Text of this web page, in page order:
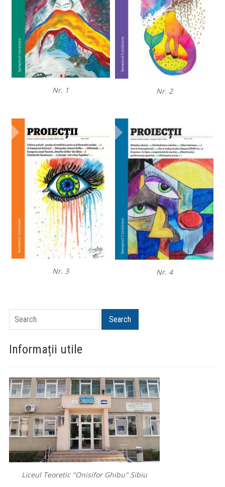
Nr. 1 Nr. 2
Nr. 3 Nr. 4
Search Search
Informații utile
Liceul Teoretic "Onisifor Ghibu" Sibiu